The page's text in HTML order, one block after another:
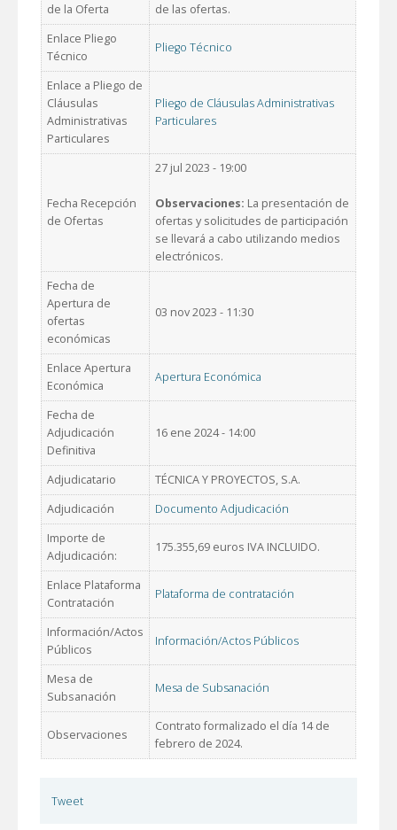
de la Oferta
de las ofertas.
Enlace Pliego
Técnico
Pliego Técnico
Enlace a Pliego de
Cláusulas
Administrativas
Particulares
Pliego de Cláusulas Administrativas
Particulares
Fecha Recepción
de Ofertas
27 jul 2023 - 19:00
Observaciones: La presentación de
ofertas y solicitudes de participación
se llevará a cabo utilizando medios
electrónicos.
Fecha de
Apertura de
ofertas
económicas
03 nov 2023 - 11:30
Enlace Apertura
Económica
Apertura Económica
Fecha de
Adjudicación
Definitiva
16 ene 2024 - 14:00
Adjudicatario
TÉCNICA Y PROYECTOS, S.A.
Adjudicación
Documento Adjudicación
Importe de
Adjudicación:
175.355,69 euros IVA INCLUIDO.
Enlace Plataforma
Contratación
Plataforma de contratación
Información/Actos
Públicos
Información/Actos Públicos
Mesa de
Subsanación
Mesa de Subsanación
Observaciones
Contrato formalizado el día 14 de
febrero de 2024.
Tweet